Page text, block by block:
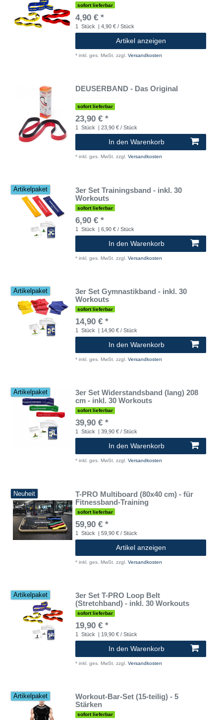
sofort lieferbar
4,90 € *
1 Stück | 4,90 € / Stück
Artikel anzeigen
* inkl. ges. MwSt. zzgl. Versandkosten
DEUSERBAND - Das Original
sofort lieferbar
23,90 € *
1 Stück | 23,90 € / Stück
In den Warenkorb
* inkl. ges. MwSt. zzgl. Versandkosten
Artikelpaket
3er Set Trainingsband - inkl. 30
Workouts
sofort lieferbar
6,90 € *
1 Stück | 6,90 € / Stück
In den Warenkorb
* inkl. ges. MwSt. zzgl. Versandkosten
Artikelpaket
3er Set Gymnastikband - inkl. 30
Workouts
sofort lieferbar
14,90 € *
1 Stück | 14,90 € / Stück
In den Warenkorb
* inkl. ges. MwSt. zzgl. Versandkosten
Artikelpaket
3er Set Widerstandsband (lang) 208
cm - inkl. 30 Workouts
sofort lieferbar
39,90 € *
1 Stück | 39,90 € / Stück
In den Warenkorb
* inkl. ges. MwSt. zzgl. Versandkosten
Neuheit
T-PRO Multiboard (80x40 cm) - für
Fitnessband-Training
sofort lieferbar
59,90 € *
1 Stück | 59,90 € / Stück
Artikel anzeigen
* inkl. ges. MwSt. zzgl. Versandkosten
Artikelpaket
3er Set T-PRO Loop Belt
(Stretchband) - inkl. 30 Workouts
sofort lieferbar
19,90 € *
1 Stück | 19,90 € / Stück
In den Warenkorb
* inkl. ges. MwSt. zzgl. Versandkosten
Artikelpaket
Workout-Bar-Set (15-teilig) - 5
Stärken
sofort lieferbar